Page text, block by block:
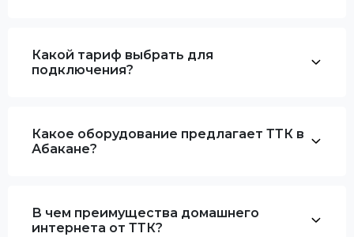
Какой тариф выбрать для
подключения?
Какое оборудование предлагает ТТК в
Абакане?
В чем преимущества домашнего
интернета от ТТК?